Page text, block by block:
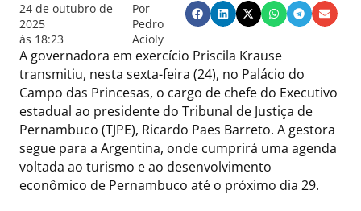
24 de outubro de
2025
às 18:23
Por
Pedro
Acioly
A governadora em exercício Priscila Krause
transmitiu, nesta sexta-feira (24), no Palácio do
Campo das Princesas, o cargo de chefe do Executivo
estadual ao presidente do Tribunal de Justiça de
Pernambuco (TJPE), Ricardo Paes Barreto. A gestora
segue para a Argentina, onde cumprirá uma agenda
voltada ao turismo e ao desenvolvimento
econômico de Pernambuco até o próximo dia 29.